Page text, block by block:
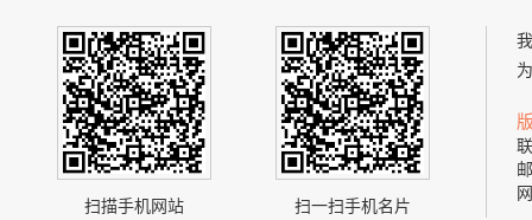
扫描手机网站 扫一扫手机名片